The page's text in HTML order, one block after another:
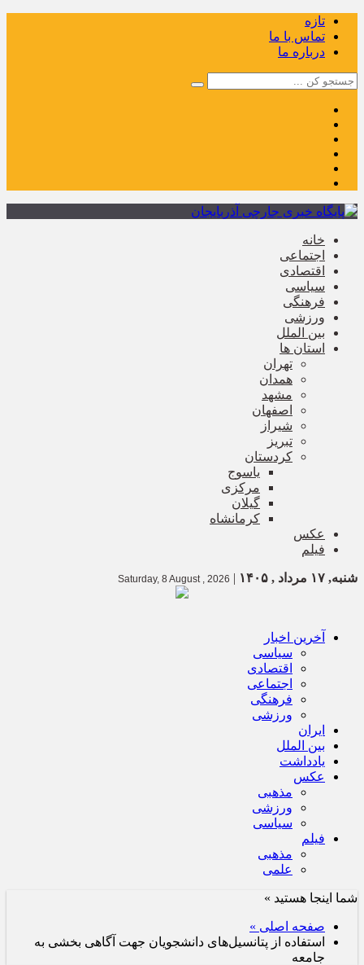
تازه
تماس با ما
درباره ما
خانه
اجتماعی
اقتصادی
سیاسی
فرهنگی
ورزشی
بین الملل
استان ها
تهران
همدان
مشهد
اصفهان
شیراز
تبریز
کردستان
یاسوج
مرکزی
گیلان
کرمانشاه
عکس
فیلم
شنبه, ۱۷ مرداد , ۱۴۰۵ |
Saturday, 8 August , 2026
آخرین اخبار
سیاسی
اقتصادی
اجتماعی
فرهنگی
ورزشی
ایران
بین الملل
یادداشت
عکس
مذهبی
ورزشی
سیاسی
فیلم
مذهبی
علمی
شما اینجا هستید »
صفحه اصلی »
استفاده از پتانسیل‌های دانشجویان جهت آگاهی بخشی به
جامعه